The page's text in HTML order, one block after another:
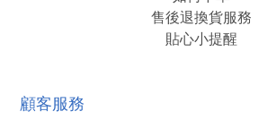
售後退換貨服務
貼心小提醒
顧客服務